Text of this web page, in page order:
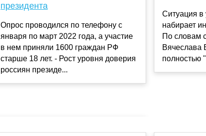
президента
Опрос проводился по телефону с
января по март 2022 года, а участие
в нем приняли 1600 граждан РФ
старше 18 лет. - Рост уровня доверия
россиян президе...
Ситуация в
набирает
По словам
Вячеслава
полностью